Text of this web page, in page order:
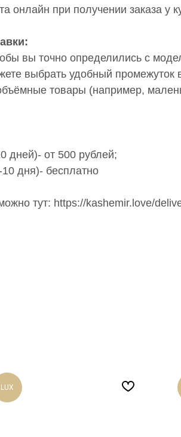
онлайн при получении заказа у
вы точно определились с
выбрать удобный промежуток
товары (например,
дней)- от 500 рублей;
дня)- бесплатно
тут: https://kashemir.love/
LUX